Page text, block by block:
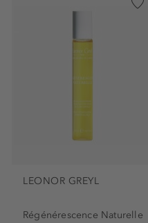
LEONOR GREYL
Régénérescence Naturelle